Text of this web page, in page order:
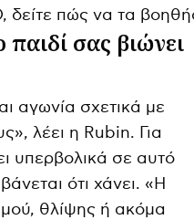
σας βιώνει
αγωνία σχετικά με
λέει η Rubin. Για
υπερβολικά σε αυτό
ότι χάνει. «Η
θλίψης ή ακόμα